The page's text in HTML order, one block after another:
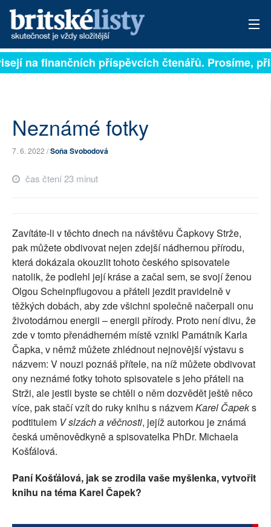
PŘIHLÁSIT
ARCHIV
ROZHOVORY
TÉMATA
AUTOŘI
PŘÍSPĚVKY NA PROVOZ
SOCIÁLNÍ SÍTĚ
RUBRIKY
PLNÁ VERZE STRÁNEK
finančních příspěvcích čtenářů. Prosíme,
Neznámé fotky
7. 6. 2022 /Soňa Svobodová
čas čtení 23 minut
Zavítáte-li v těchto dnech na návštěvu Čapkovy Strže,
pak můžete obdivovat nejen zdejší nádhernou přírodu,
která dokázala okouzlit tohoto českého spisovatele
natolik, že podlehl její kráse a začal sem, se svojí ženou
Olgou Scheinpflugovou a přáteli jezdit pravidelně v
těžkých dobách, aby zde všichni společně načerpali onu
životodárnou energii – energii přírody. Proto není divu, že
zde v tomto přenádherném místě vznikl Památník Karla
Čapka, v němž můžete zhlédnout nejnovější výstavu s
názvem: V nouzi poznáš přítele, na níž můžete obdivovat
ony neznámé fotky tohoto spisovatele s jeho přáteli na
Strži, ale jestli byste se chtěli o něm dozvědět ještě něco
více, pak stačí vzít do ruky knihu s názvemKarel Čapeks
podtitulem V slzách a věčnosti, jejíž autorkou je známá
česká uměnovědkyně a spisovatelka PhDr. Michaela
Košťálová.
Paní Košťálová, jak se zrodila vaše myšlenka, vytvořit
knihu na téma Karel Čapek?